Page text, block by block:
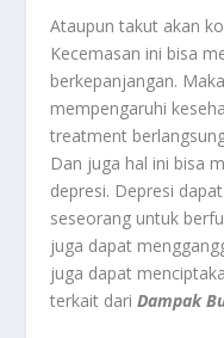
Ataupun takut akan
Kecemasan ini bisa
berkepanjangan.
mempengaruhi
treatment
Dan juga hal ini bisa
depresi. Depresi
seseorang untuk
juga dapat
juga dapat
terkait dariDampak